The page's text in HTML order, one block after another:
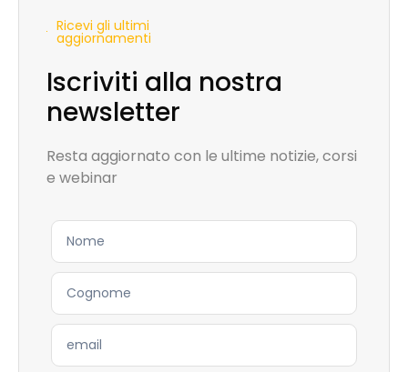
Ricevi gli ultimi
aggiornamenti
Iscriviti alla nostra
newsletter
Resta aggiornato con le ultime notizie, corsi
e webinar